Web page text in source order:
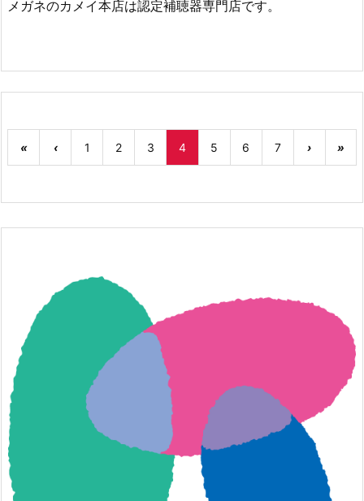
メガネのカメイ本店は認定補聴器専門店です。
« ‹ 1 2 3 4 5 6 7 › »